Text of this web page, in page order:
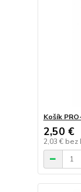
Košík
2,50 €
2,03 € bez